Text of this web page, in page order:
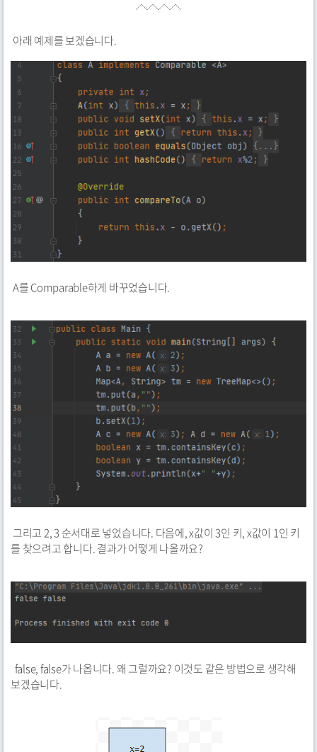
아래 예제를 보겠습니다.
A를 Comparable하게 바꾸었습니다.
그리고 2, 3 순서대로 넣었습니다. 다음에, x값이 3인 키, x값이 1인 키
를 찾으려고 합니다. 결과가 어떻게 나올까요?
false, false가 나옵니다. 왜 그럴까요? 이것도 같은 방법으로 생각해
보겠습니다.